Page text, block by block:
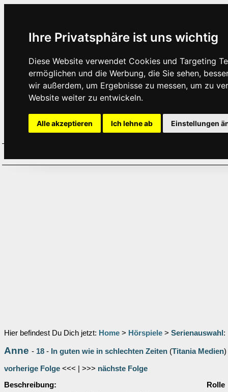
Ihre Privatsphäre ist uns wichtig
Diese Website verwendet Cookies und Targeting
ermöglichen und die Werbung, die Sie sehen,
wir außerdem, um Ergebnisse zu messen, um zu
Website weiter zu entwickeln.
Alle akzeptieren Ich lehne ab Einstellungen
Hier befindest Du Dich jetzt: Home > Hörspiele > Serienauswahl :
Anne - 18 - In guten wie in schlechten Zeiten (Titania Medien)
vorherige Folge <<< | >>> nächste Folge
Beschreibung:
Rolle